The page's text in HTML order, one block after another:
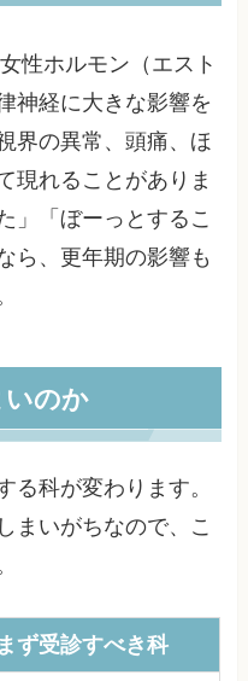
性ホルモン（エスト
神経に大きな影響を
界の異常、頭痛、ほ
現れることがありま
」「ぼーっとするこ
ら、更年期の影響も
のか
る科が変わります。
まいがちなので、こ
まず受診すべき科